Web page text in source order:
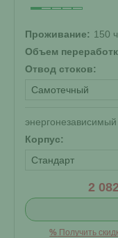
Проживание: 150
Объем
Отвод стоков:
Самотечный
энергонезависимый
Корпус:
Стандарт
2
% Получить